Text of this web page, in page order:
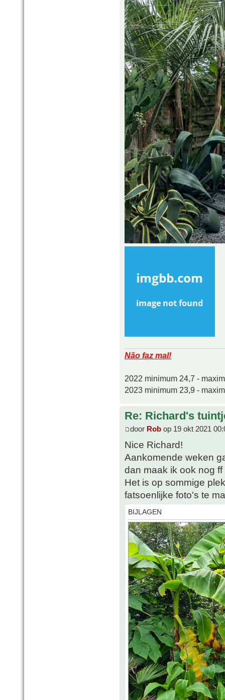
Não faz mal!
2022 minimum 24,7 -
2023 minimum 23,9 -
Re: Richard's
door Rob op 19 okt 2021
Nice Richard!
Aankomende weken
dan maak ik ook nog ff
Het is op sommige
fatsoenlijke foto's te
BIJLAGEN